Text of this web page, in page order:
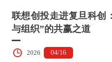
联想创投走进复旦科创
与组织”的共赢之道
2026 04/16